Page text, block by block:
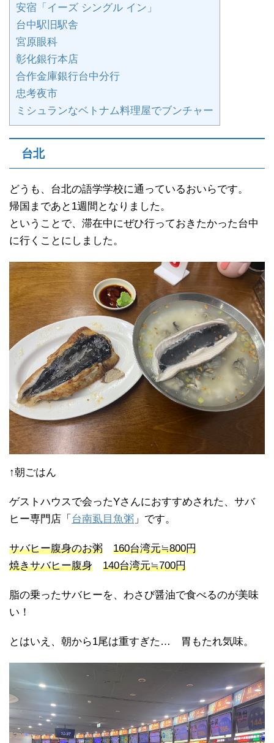
安宿「イーズ シングル イン」
台中駅旧駅舎
宮原眼科
彰化銀行本店
合作金庫銀行台中分行
忠考夜市
ミシュランなベトナム料理屋でブンチャー
台北
どうも、台北の語学学校に通っているおいらです。
帰国まであと1週間となりました。
ということで、滞在中にぜひ行っておきたかった台中
に行くことにしました。
↑朝ごはん
ゲストハウスで会ったYさんにおすすめされた、サバ
ヒー専門店「 台南虱目魚粥 」です。
サバヒー腹身のお粥
160台湾元≒800円
焼きサバヒー腹身
140台湾元≒700円
脂の乗ったサバヒーを、わさび醤油で食べるのが美味
い！
とはいえ、朝から1尾は重すぎた… 胃もたれ気味。